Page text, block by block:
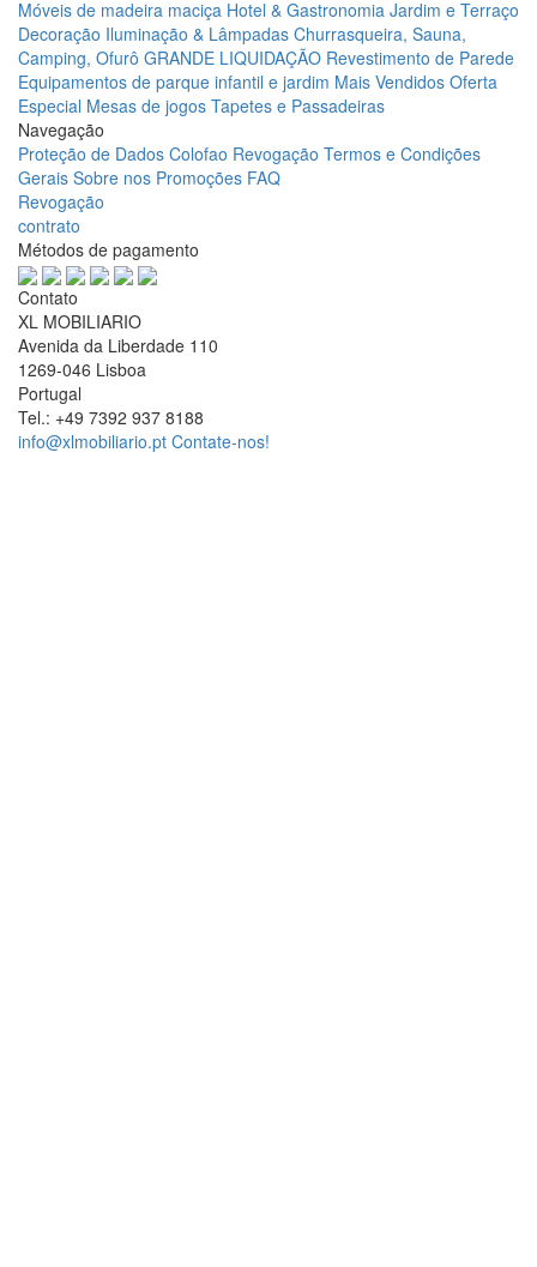
Móveis de madeira maciça Hotel & Gastronomia Jardim e Terraço
Decoração Iluminação & Lâmpadas Churrasqueira, Sauna,
Camping, Ofurô GRANDE LIQUIDAÇÃO Revestimento de Parede
Equipamentos de parque infantil e jardim Mais Vendidos Oferta
Especial Mesas de jogos Tapetes e Passadeiras
Navegação
Proteção de Dados Colofao Revogação Termos e Condições
Gerais Sobre nos Promoções FAQ
Revogação
contrato
Métodos de pagamento
Contato
XL MOBILIARIO
Avenida da Liberdade 110
1269-046 Lisboa
Portugal
Tel.: +49 7392 937 8188
info@xlmobiliario.pt Contate-nos!